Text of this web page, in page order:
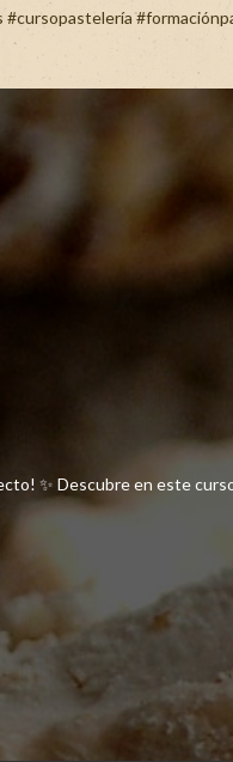
#cursopastelería
✨ Descubre en este